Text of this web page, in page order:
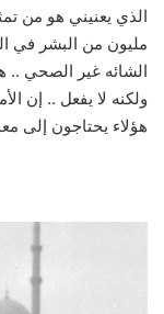
مليون من البشر في
الشائه غير الصحي ..
ولكنه لا يفعل .. إن
هؤلاء يحتاجون إلى